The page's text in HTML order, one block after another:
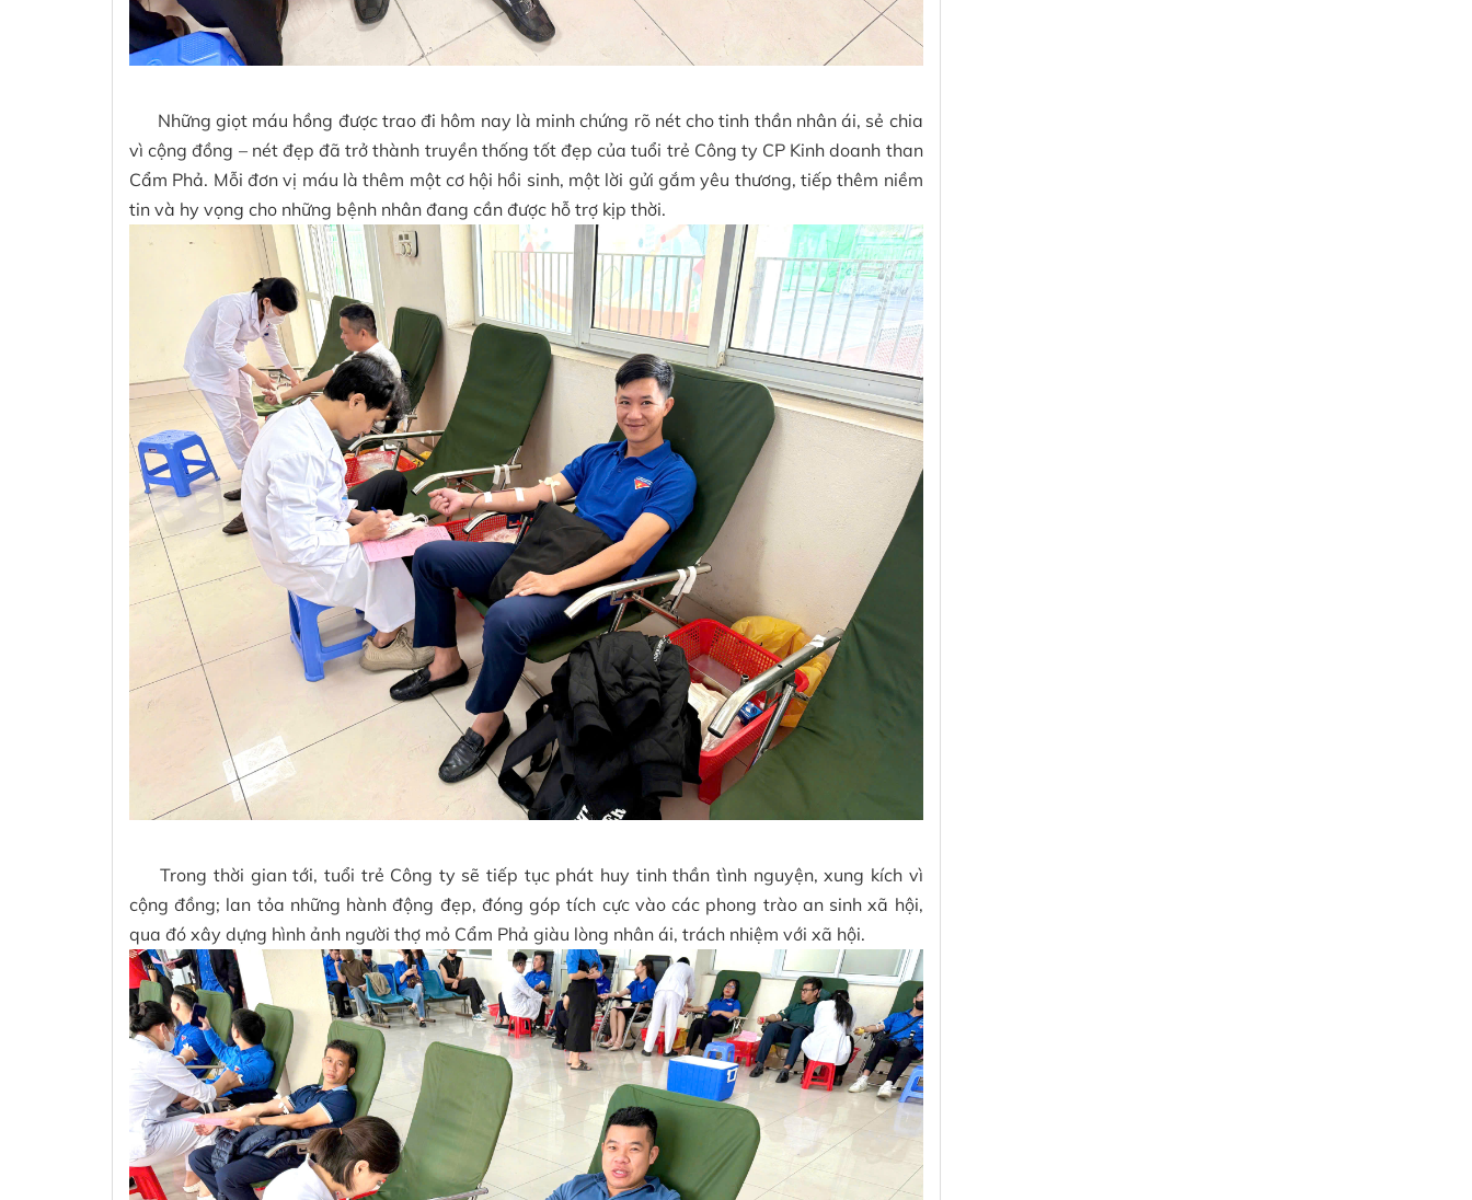
Những giọt máu hồng được trao đi hôm nay là minh chứng rõ nét cho tinh thần nhân ái, sẻ chia
vì cộng đồng – nét đẹp đã trở thành truyền thống tốt đẹp của tuổi trẻ Công ty CP Kinh doanh than
Cẩm Phả. Mỗi đơn vị máu là thêm một cơ hội hồi sinh, một lời gửi gắm yêu thương, tiếp thêm niềm
tin và hy vọng cho những bệnh nhân đang cần được hỗ trợ kịp thời.
Trong thời gian tới, tuổi trẻ Công ty sẽ tiếp tục phát huy tinh thần tình nguyện, xung kích vì
cộng đồng; lan tỏa những hành động đẹp, đóng góp tích cực vào các phong trào an sinh xã hội,
qua đó xây dựng hình ảnh người thợ mỏ Cẩm Phả giàu lòng nhân ái, trách nhiệm với xã hội.